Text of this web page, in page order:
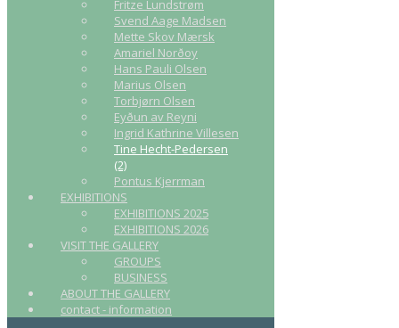
Fritze Lundstrøm
Svend Aage Madsen
Mette Skov Mærsk
Amariel Norðoy
Hans Pauli Olsen
Marius Olsen
Torbjørn Olsen
Eyðun av Reyni
Ingrid Kathrine Villesen
Tine Hecht-Pedersen
(2)
Pontus Kjerrman
EXHIBITIONS
EXHIBITIONS 2025
EXHIBITIONS 2026
VISIT THE GALLERY
GROUPS
BUSINESS
ABOUT THE GALLERY
contact - information